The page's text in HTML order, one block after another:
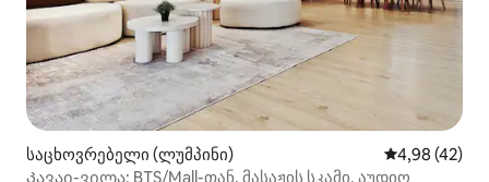
საცხოვრებელი (ლუმპინი) საშუალო
4,98 (42)
Კავაი-ვილა: BTS/Mall-თან, მასაჟის სკამი, აუდიო